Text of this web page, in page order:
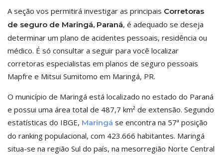
A seção vos permitirá investigar as principais Corretoras
de seguro de Maringá, Paraná, é adequado se deseja
determinar um plano de acidentes pessoais, residência ou
médico. É só consultar a seguir para você localizar
corretoras especialistas em planos de seguro pessoais
Mapfre e Mitsui Sumitomo em Maringá, PR.
O município de Maringá está localizado no estado do Paraná
e possui uma área total de 487,7 km² de extensão. Segundo
estatísticas do IBGE, Maringá se encontra na 57ª posição
do ranking populacional, com 423.666 habitantes. Maringá
situa-se na região Sul do país, na mesorregião Norte Central